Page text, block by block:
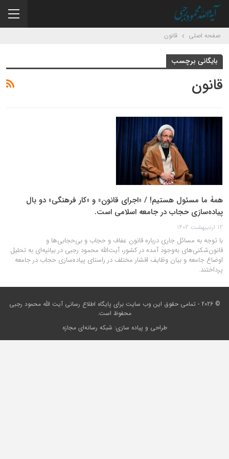
صفحه اصلی قانون
بایگانی برچسب
قانون
همۀ ما مسئول هستیم! / «اجرای قانون» و «کار فرهنگی» دو بال
پیاده‌سازی حجاب در جامعه اسلامی است.
12 اردیبهشت 1402
با توجه به مسائل جاری درباره قانون عفاف و حجاب و بی‌حجابی‌ها و
قانون‌شکنی‌های به‌وجود آمده در کشور، آیت‌الله محمود رجبی در بیانیه‌ای به تحلیل
اوضاع جامعه و بیان وظایف اقشار مختلف در راستای پیاده‌سازی حجاب در جامعه
پرداختند.
© 2026 - تمامی حقوق این وب سایت برای
پایگاه اطلاع رسانی آیت الله محمود رجبی
محفوظ است.
طراحی و پیاده سازی: شبکه رسانه‌ای مجازه